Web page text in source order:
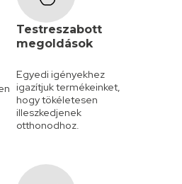
Testreszabott
megoldások
Egyedi igényekhez
igazítjuk termékeinket,
hogy tökéletesen
illeszkedjenek
otthonodhoz.